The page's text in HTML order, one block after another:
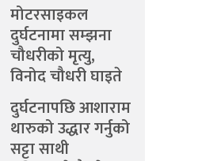
मोटरसाइकल
दुर्घटनामा सम्झना
चौधरीको मृत्यु,
विनोद चौधरी घाइते
दुर्घटनापछि आशाराम
थारुको उद्धार गर्नुको
सट्टा साथी